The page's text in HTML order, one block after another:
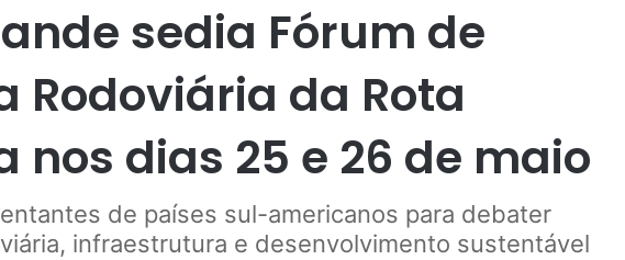
sedia Fórum de
Rodoviária da Rota
nos dias 25 e 26 de maio
de países sul-americanos para debater
infraestrutura e desenvolvimento sustentável